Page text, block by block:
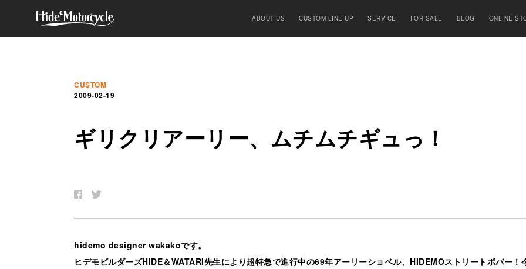
ABOUT US CUSTOM LINE-UP SERVICE FOR SALE BLOG ONLINE
CUSTOM
2009-02-19
ギリ ク リ アーリ ー、 ムチムチギュっ ！
hidemo designer wakakoです。
ヒデモビルダーズHIDE＆WATARI先生により超特急で進行中の69年アーリーショベル、HIDEMOストリートボバー